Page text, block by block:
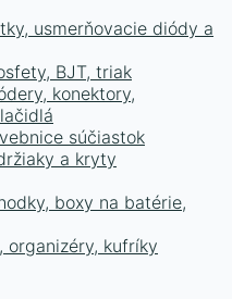
usmerňovacie diódy a
BJT, triak
konektory,
súčiastok
a kryty
boxy na batérie,
organizéry, kufríky